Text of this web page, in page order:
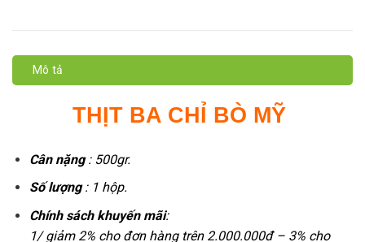
Mô tả
THỊT BA CHỈ BÒ MỸ
Cân nặng: 500gr.
Số lượng: 1 hộp.
Chính sách khuyến mãi:
1/ giảm 2% cho đơn hàng trên 2.000.000đ – 3% cho